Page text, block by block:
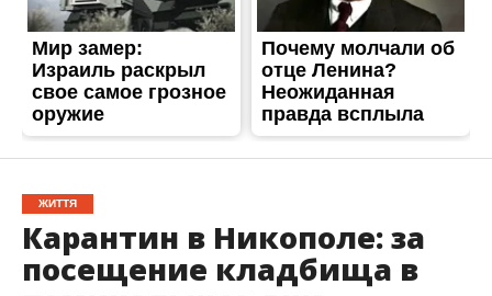
ЖИТТЯ
Карантин в Никополе: за
посещение кладбища в